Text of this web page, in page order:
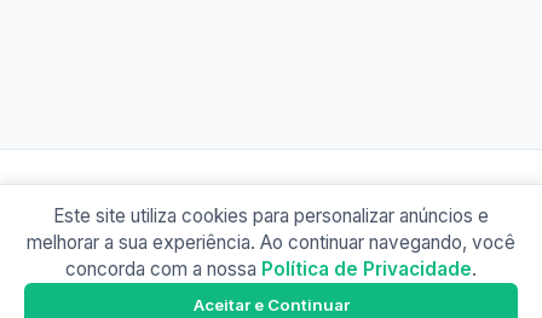
© 2026 Busão BR
Sobre Contato Política de Privacidade
Este site utiliza cookies para personalizar anúncios e
melhorar a sua experiência. Ao continuar navegando, você
concorda com a nossa Política de Privacidade.
Aceitar e Continuar